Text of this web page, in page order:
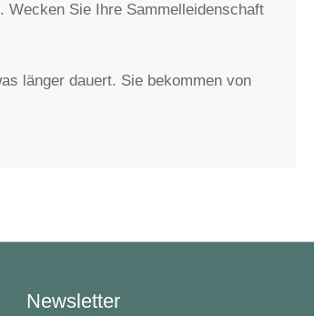
Wecken Sie Ihre Sammelleidenschaft
länger dauert. Sie bekommen von
Newsletter